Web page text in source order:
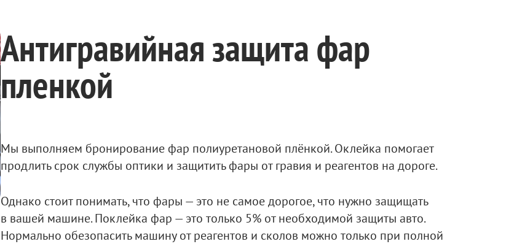
Антигравийная защита фар
пленкой
Мы выполняем бронирование фар полиуретановой плёнкой. Оклейка помогает
продлить срок службы оптики и защитить фары от гравия и реагентов на дороге.
Однако стоит понимать, что фары — это не самое дорогое, что нужно защищать
в вашей машине. Поклейка фар — это только 5% от необходимой защиты авто.
Нормально обезопасить машину от реагентов и сколов можно только при полной